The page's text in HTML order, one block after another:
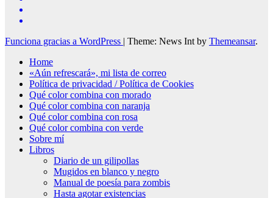
Funciona gracias a WordPress | Theme: News Int by Themeansar.
Home
«Aún refrescará», mi lista de correo
Política de privacidad / Política de Cookies
Qué color combina con morado
Qué color combina con naranja
Qué color combina con rosa
Qué color combina con verde
Sobre mí
Libros
Diario de un gilipollas
Mugidos en blanco y negro
Manual de poesía para zombis
Hasta agotar existencias